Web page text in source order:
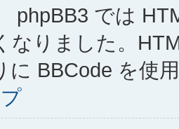
phpBB3 では
なりました。
に BBCode を使